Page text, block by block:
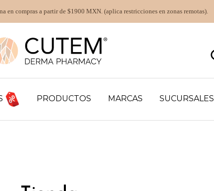
en compras a partir de $1900 MXN. (aplica restricciones en zonas remotas).
PRODUCTOS MARCAS SUCURSALES